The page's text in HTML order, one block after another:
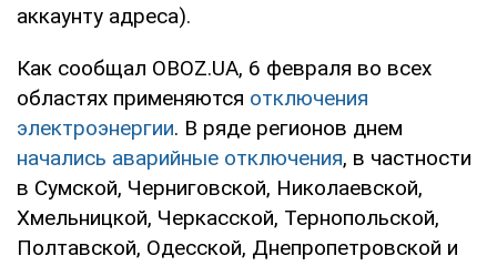
аккаунту адреса).
Как сообщал OBOZ.UA, 6 февраля во всех
областях применяются отключения
электроэнергии. В ряде регионов днем
начались аварийные отключения, в частности
в Сумской, Черниговской, Николаевской,
Хмельницкой, Черкасской, Тернопольской,
Полтавской, Одесской, Днепропетровской и